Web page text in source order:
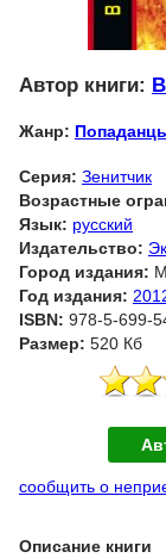
Автор книги:
Жанр:
Серия: Зенитчик
Возрастные
Язык: русский
Издательство:
Город издания:
Год издания:
ISBN: 978-5-699-
Размер: 520 Кб
сообщить о
Описание книги